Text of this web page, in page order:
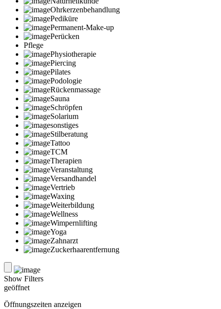
Ohrkerzenbehandlung
Pediküre
Permanent-Make-up
Perücken
Pflege
Physiotherapie
Piercing
Pilates
Podologie
Rückenmassage
Sauna
Schröpfen
Solarium
sonstiges
Stilberatung
Tattoo
TCM
Therapien
Veranstaltung
Versandhandel
Vertrieb
Waxing
Weiterbildung
Wellness
Wimpernlifting
Yoga
Zahnarzt
Zuckerhaarentfernung
Show Filters
geöffnet
Öffnungszeiten anzeigen